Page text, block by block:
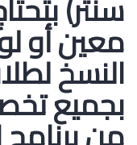
معين أو
النسخ
بجميع